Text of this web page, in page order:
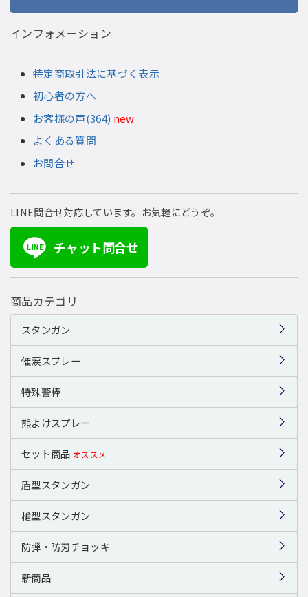
インフォメーション
特定商取引法に基づく表示
初心者の方へ
お客様の声(364) new
よくある質問
お問合せ
LINE問合せ対応しています。お気軽にどうぞ。
LINE チャット問合せ
商品カテゴリ
スタンガン
催涙スプレー
特殊警棒
熊よけスプレー
セット商品 オススメ
盾型スタンガン
槍型スタンガン
防弾・防刃チョッキ
新商品